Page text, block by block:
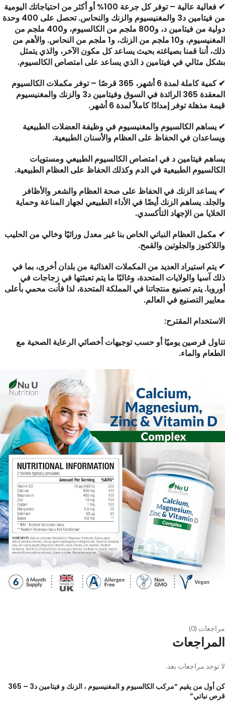
✔ فعالية عالية – توفر كل جرعة 100% أو أكثر من احتياجاتك اليومية
من فيتامين د3 والمغنيسيوم والزنك والنحاس. تحصل على 400 وحدة
دولية من فيتامين د، و800 ملجم من الكالسيوم، و400 ملجم من
المغنيسيوم، و10 ملجم من الزنك، و1 ملجم من النحاس. والأهم من
ذلك، أننا قمنا بصياغته بحيث يساعد كل مكون الآخر، والذي يتمثل
بشكل مثالي في فيتامين د الذي يساعد على امتصاص الكالسيوم.
✔ كمية كاملة لمدة 6 أشهر، 365 قرصًا – توفر مكملات الكالسيوم
المعقدة 365 الرائدة في السوق وفيتامين د3 والزنك والمغنيسيوم
قيمة مذهلة توفر إمدادًا كاملاً لمدة 6 أشهر.
✔ يساهم الكالسيوم والمغنيسيوم في وظيفة العضلات الطبيعية
ويساعدان في الحفاظ على العظام والأسنان الطبيعية.
يساهم فيتامين د في امتصاص الكالسيوم الطبيعي ومستويات
الكالسيوم الطبيعية في الدم وكذلك الحفاظ على العظام الطبيعية.
✔ يساعد الزنك في الحفاظ على صحة العظام والشعر والأظافر
والجلد. يساهم الزنك أيضًا في الأداء الطبيعي لجهاز المناعة وحماية
الخلايا من الإجهاد التأكسدي.
✔ مكمل العظام النباتي الخاص بنا غير معدل وراثيًا وخالي من الحليب
واللاكتوز والجلوتين والقمح.
✔ يتم استيراد العديد من المكملات الغذائية من بلدان أخرى، بما في
ذلك آسيا والولايات المتحدة، وغالبًا ما يتم تعبئتها في زجاجات في
أوروبا. يتم تصنيع منتجاتنا في المملكة المتحدة، لذا فأنت محمي بأعلى
معايير التصنيع في العالم.
الاستخدام المقترح:
تناول قرصين يوميًا أو حسب توجيهات أخصائي الرعاية الصحية مع
الطعام والماء.
مراجعات (0)
المراجعات
لا توجد مراجعات بعد.
كن أول من يقيم “مركب الكالسيوم و المغنيسيوم ، الزنك و فيتامين د3 – 365
قرص نباتي”